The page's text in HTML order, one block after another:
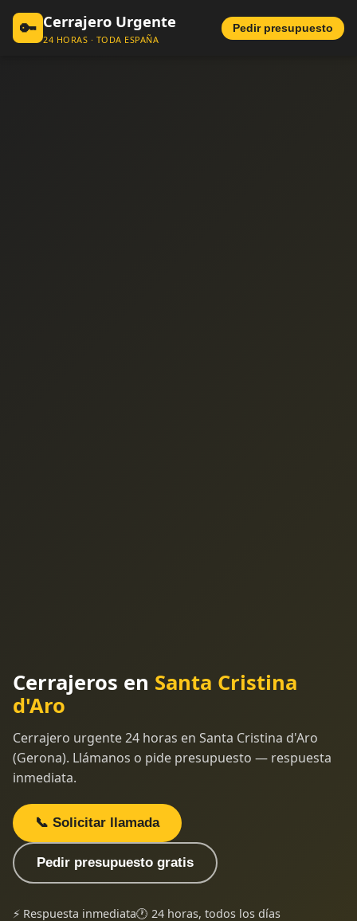
🔑 Cerrajero Urgente
24 HORAS · TODA ESPAÑA
Pedir presupuesto
Cerrajeros en Santa Cristina
d'Aro
Cerrajero urgente 24 horas en Santa Cristina d'Aro
(Gerona). Llámanos o pide presupuesto — respuesta
inmediata.
📞 Solicitar llamada
Pedir presupuesto gratis
⚡ Respuesta inmediata🕐 24 horas, todos los días